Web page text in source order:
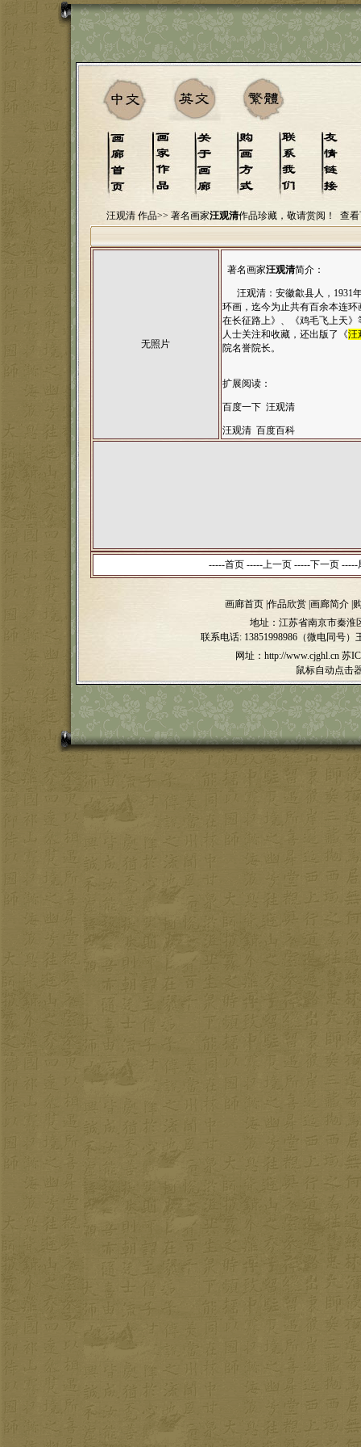
汪观清 作品>> 著名画家汪观清作品珍藏，敬请赏阅！ 查
无照片
著名画家汪观清简介：
汪观清：安徽歙县人，1931
环画，迄今为止共有百余本连
在长征路上》、《鸡毛飞上天
人士关注和收藏，还出版了《汪
院名誉院长。
扩展阅读：
百度一下 汪观清
汪观清 百度百科
-----首页-----上一页 -----下一页 -----
画廊首页 作品欣赏 画廊简介
地址：江苏省南京市秦淮
联系电话: 13851998986（微电同号）
网址：http://www.cjghl.cn 苏
鼠标自动点击